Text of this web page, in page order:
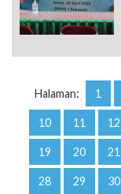
Halaman: 1
10 11 12
19 20 21
28 29 30